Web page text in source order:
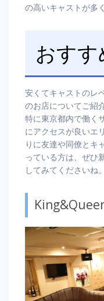
の高いキャストが多
おす
安くてキャストのレ
のお店についてご紹
特に東京都内で働く
にアクセスが良いエ
りに友達や同僚とキ
っている方は、ぜひ
してみてくださいね。